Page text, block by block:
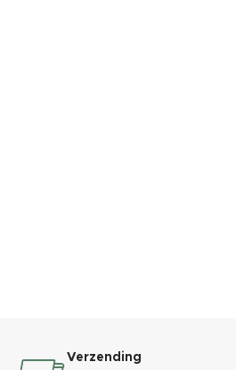
Verzending